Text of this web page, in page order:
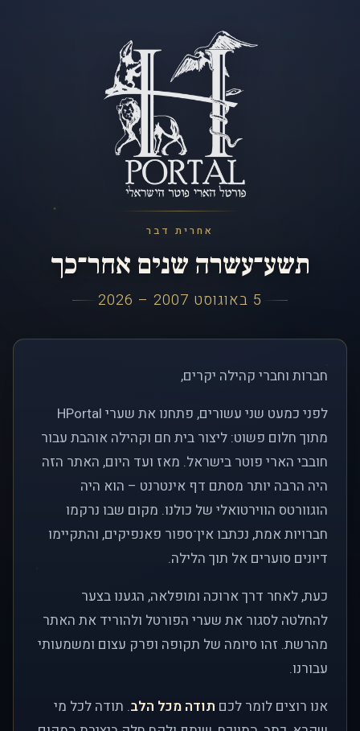
אחרית דבר
תשע־עשרה שנים אחר־כך
5 באוגוסט 2007 – 2026
חברות וחברי קהילה יקרים,
לפני כמעט שני עשורים, פתחנו את שערי HPortal
מתוך חלום פשוט: ליצור בית חם וקהילה אוהבת עבור
חובבי הארי פוטר בישראל. מאז ועד היום, האתר הזה
היה הרבה יותר מסתם דף אינטרנט – הוא היה
הוגוורטס הווירטואלי של כולנו. מקום שבו נרקמו
חברויות אמת, נכתבו אין־ספור פאנפיקים, והתקיימו
דיונים סוערים אל תוך הלילה.
כעת, לאחר דרך ארוכה ומופלאה, הגענו בצער
להחלטה לסגור את שערי הפורטל ולהוריד את האתר
מהרשת. זהו סיומה של תקופה ופרק עצום ומשמעותי
עבורנו.
אנו רוצים לומר לכם תודה מכל הלב. תודה לכל מי